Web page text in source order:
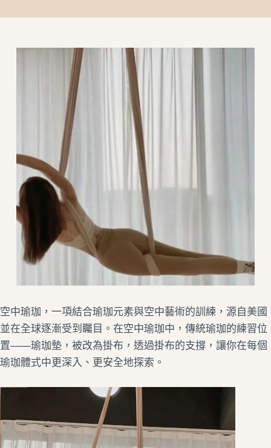
空中瑜珈，一項結合瑜珈元素與空中藝術的訓練，源自美國
並在全球逐漸受到矚目。在空中瑜珈中，傳統瑜珈的練習位
置——瑜珈墊，被改為掛布，透過掛布的支撐，讓你在每個
瑜珈體式中更深入、更安全地探索。